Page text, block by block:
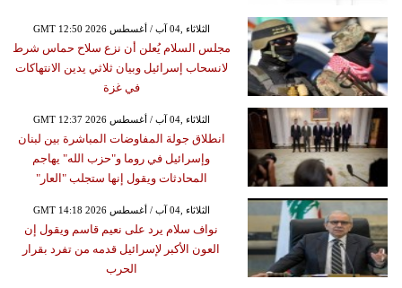
GMT 12:50 2026 الثلاثاء ,04 آب / أغسطس
مجلس السلام يُعلن أن نزع سلاح حماس شرط
لانسحاب إسرائيل وبيان ثلاثي يدين الانتهاكات
في غزة
GMT 12:37 2026 الثلاثاء ,04 آب / أغسطس
انطلاق جولة المفاوضات المباشرة بين لبنان
وإسرائيل في روما و"حزب الله" يهاجم
المحادثات ويقول إنها ستجلب "العار"
GMT 14:18 2026 الثلاثاء ,04 آب / أغسطس
نواف سلام يرد على نعيم قاسم ويقول إن
العون الأكبر لإسرائيل قدمه من تفرد بقرار
الحرب